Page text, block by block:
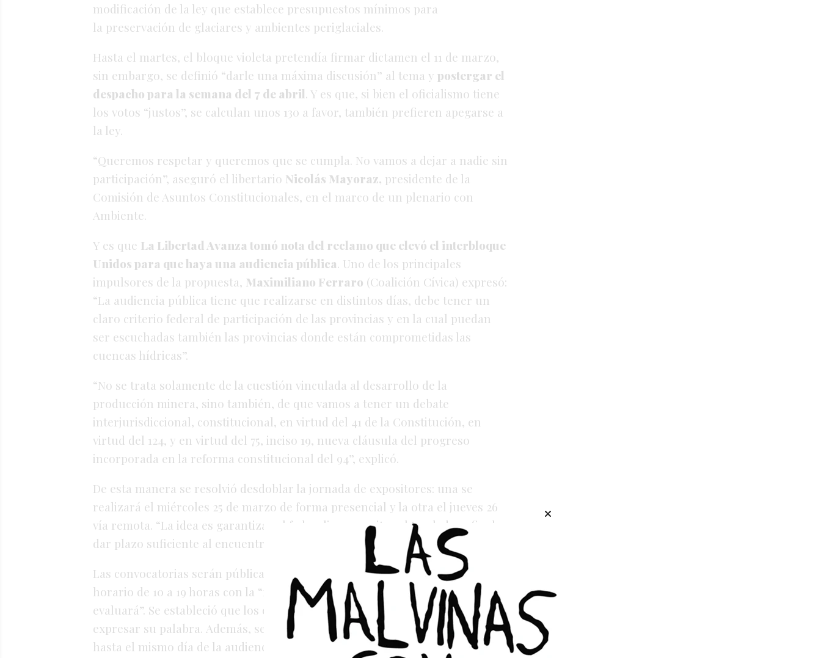
modificación de la ley que establece presupuestos mínimos para
la preservación de glaciares y ambientes periglaciales.
Hasta el martes, el bloque violeta pretendía firmar dictamen el 11 de marzo,
sin embargo, se definió “darle una máxima discusión” al tema y postergar el
despacho para la semana del 7 de abril. Y es que, si bien el oficialismo tiene
los votos “justos”, se calculan unos 130 a favor, también prefieren apegarse a
la ley.
“Queremos respetar y queremos que se cumpla. No vamos a dejar a nadie sin
participación”, aseguró el libertario Nicolás Mayoraz, presidente de la
Comisión de Asuntos Constitucionales, en el marco de un plenario con
Ambiente.
Y es que La Libertad Avanza tomó nota del reclamo que elevó el interbloque
Unidos para que haya una audiencia pública. Uno de los principales
impulsores de la propuesta, Maximiliano Ferraro (Coalición Cívica) expresó:
“La audiencia pública tiene que realizarse en distintos días, debe tener un
claro criterio federal de participación de las provincias y en la cual puedan
ser escuchadas también las provincias donde están comprometidas las
cuencas hídricas”.
“No se trata solamente de la cuestión vinculada al desarrollo de la
producción minera, sino también, de que vamos a tener un debate
interjurisdiccional, constitucional, en virtud del 41 de la Constitución, en
virtud del 124, y en virtud del 75, inciso 19, nueva cláusula del progreso
incorporada en la reforma constitucional del 94”, explicó.
De esta manera se resolvió desdoblar la jornada de expositores: una se
realizará el miércoles 25 de marzo de forma presencial y la otra el jueves 26
vía remota. “La idea es garantizar el federalismo y evitar el traslado, a fin de
dar plazo suficiente al encuentro”, redondeó.
Las convocatorias serán públicas, abiertas, inclusivas y federales, en el
horario de 10 a 19 horas con la “flexibilidad de extender el horario, pero se
evaluará”. Se estableció que los expositores tendrán 5 minutos, para poder
expresar su palabra. Además, se podrán hacer presentaciones por escrito
hasta el mismo día de la audiencia por mail:
crnaturales@ hcdn.gob.ar.